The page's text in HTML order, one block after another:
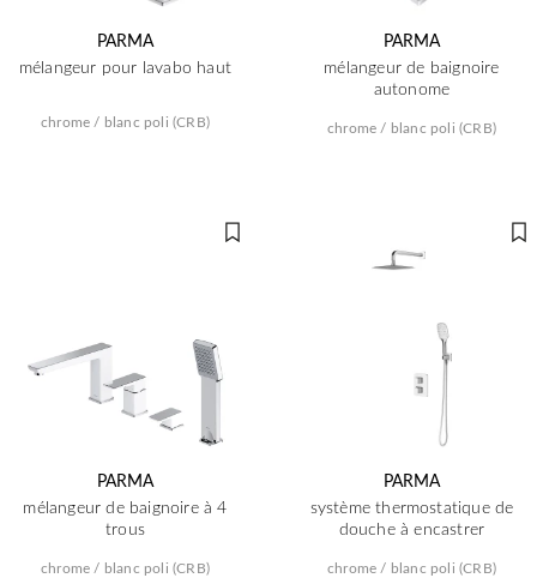
PARMA
mélangeur pour lavabo haut
chrome / blanc poli (CRB)
PARMA
mélangeur de baignoire
autonome
chrome / blanc poli (CRB)
PARMA
mélangeur de baignoire à 4
trous
chrome / blanc poli (CRB)
PARMA
système thermostatique de
douche à encastrer
chrome / blanc poli (CRB)